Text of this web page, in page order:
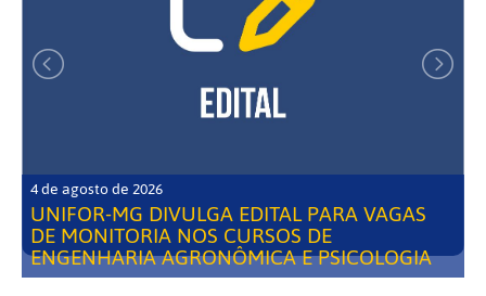
4 de agosto de 2026
UNIFOR-MG DIVULGA EDITAL PARA VAGAS
DE MONITORIA NOS CURSOS DE
ENGENHARIA AGRONÔMICA E PSICOLOGIA